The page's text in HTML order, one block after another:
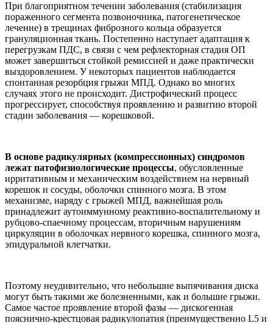
При благоприятном течении заболевания (стабилизация
пораженного сегмента позвоночника, патогенетическое
лечение) в трещинах фиброзного кольца образуется
грануляционная ткань. Постепенно наступает адаптация к
перегрузкам ПДС, в связи с чем рефлекторная стадия ОП
может завершиться стойкой ремиссией и даже практически
выздоровлением. У некоторых пациентов наблюдается
спонтанная резорбция грыжи МПД. Однако во многих
случаях этого не происходит. Дистрофический процесс
прогрессирует, способствуя проявлению и развитию второй
стадии заболевания — корешковой.
В основе радикулярных (компрессионных) синдромов
лежат патофизиологические процессы, обусловленные
ирритативным и механическим воздействием на нервный
корешок и сосуды, оболочки спинного мозга. В этом
механизме, наряду с грыжей МПД, важнейшая роль
принадлежит аутоиммунному реактивно-воспалительному и
рубцово-спаечному процессам, вторичным нарушениям
циркуляции в оболочках нервного корешка, спинного мозга,
эпидуральной клетчатки.
Поэтому неудивительно, что небольшие выпячивания диска
могут быть такими же болезненными, как и большие грыжи.
Самое частое проявление второй фазы — дискогенная
пояснично-крестцовая радикулопатия (преимущественно L5 и